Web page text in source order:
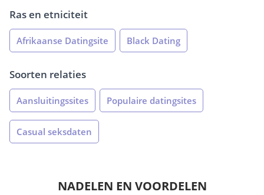
Ras en etniciteit
Afrikaanse Datingsite Black Dating
Soorten relaties
Aansluitingssites Populaire datingsites
Casual seksdaten
NADELEN EN VOORDELEN